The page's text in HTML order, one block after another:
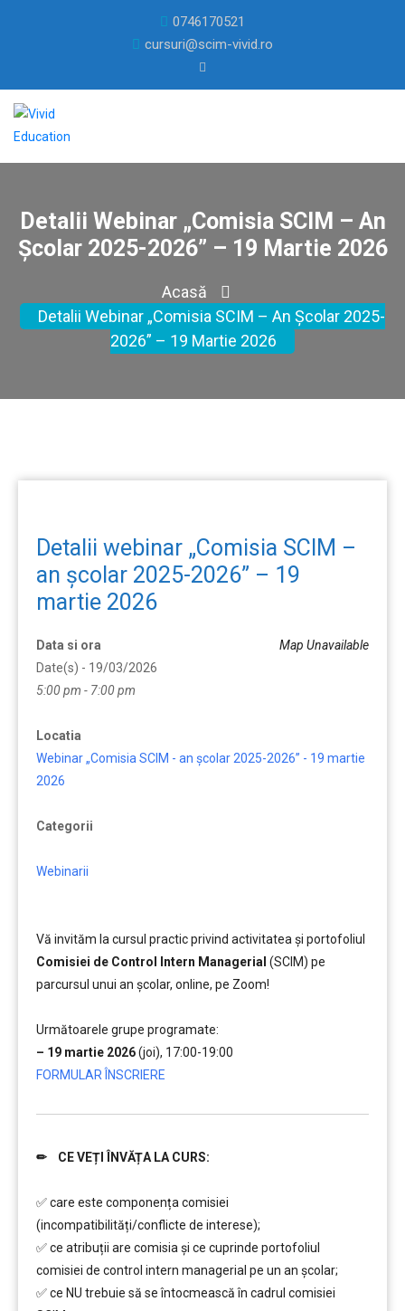
0746170521
cursuri@scim-vivid.ro
Detalii Webinar „Comisia SCIM – An
Școlar 2025-2026” – 19 Martie 2026
Acasă
Detalii Webinar „Comisia SCIM – An Școlar 2025-
2026” – 19 Martie 2026
Detalii webinar „Comisia SCIM –
an școlar 2025-2026” – 19
martie 2026
Map Unavailable
Data si ora
Date(s) - 19/03/2026
5:00 pm - 7:00 pm
Locatia
Webinar „Comisia SCIM - an școlar 2025-2026” - 19 martie
2026
Categorii
Webinarii
Vă invităm la cursul practic privind activitatea și portofoliul
Comisiei de Control Intern Managerial (SCIM) pe
parcursul unui an școlar, online, pe Zoom!
Următoarele grupe programate:
– 19 martie 2026(joi), 17:00-19:00
FORMULAR ÎNSCRIERE
✏ CE VEȚI ÎNVĂȚA LA CURS:
✅ care este componența comisiei
(incompatibilități/conflicte de interese);
✅ce atribuții are comisia și ce cuprinde portofoliul
comisiei de control intern managerial pe un an școlar;
✅ce NU trebuie să se întocmească în cadrul comisiei